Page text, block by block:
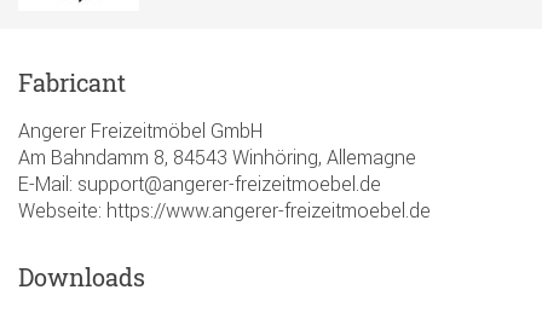
Fabricant
Angerer Freizeitmöbel GmbH
Am Bahndamm 8, 84543 Winhöring, Allemagne
E-Mail: support@angerer-freizeitmoebel.de
Webseite: https://www.angerer-freizeitmoebel.de
Downloads